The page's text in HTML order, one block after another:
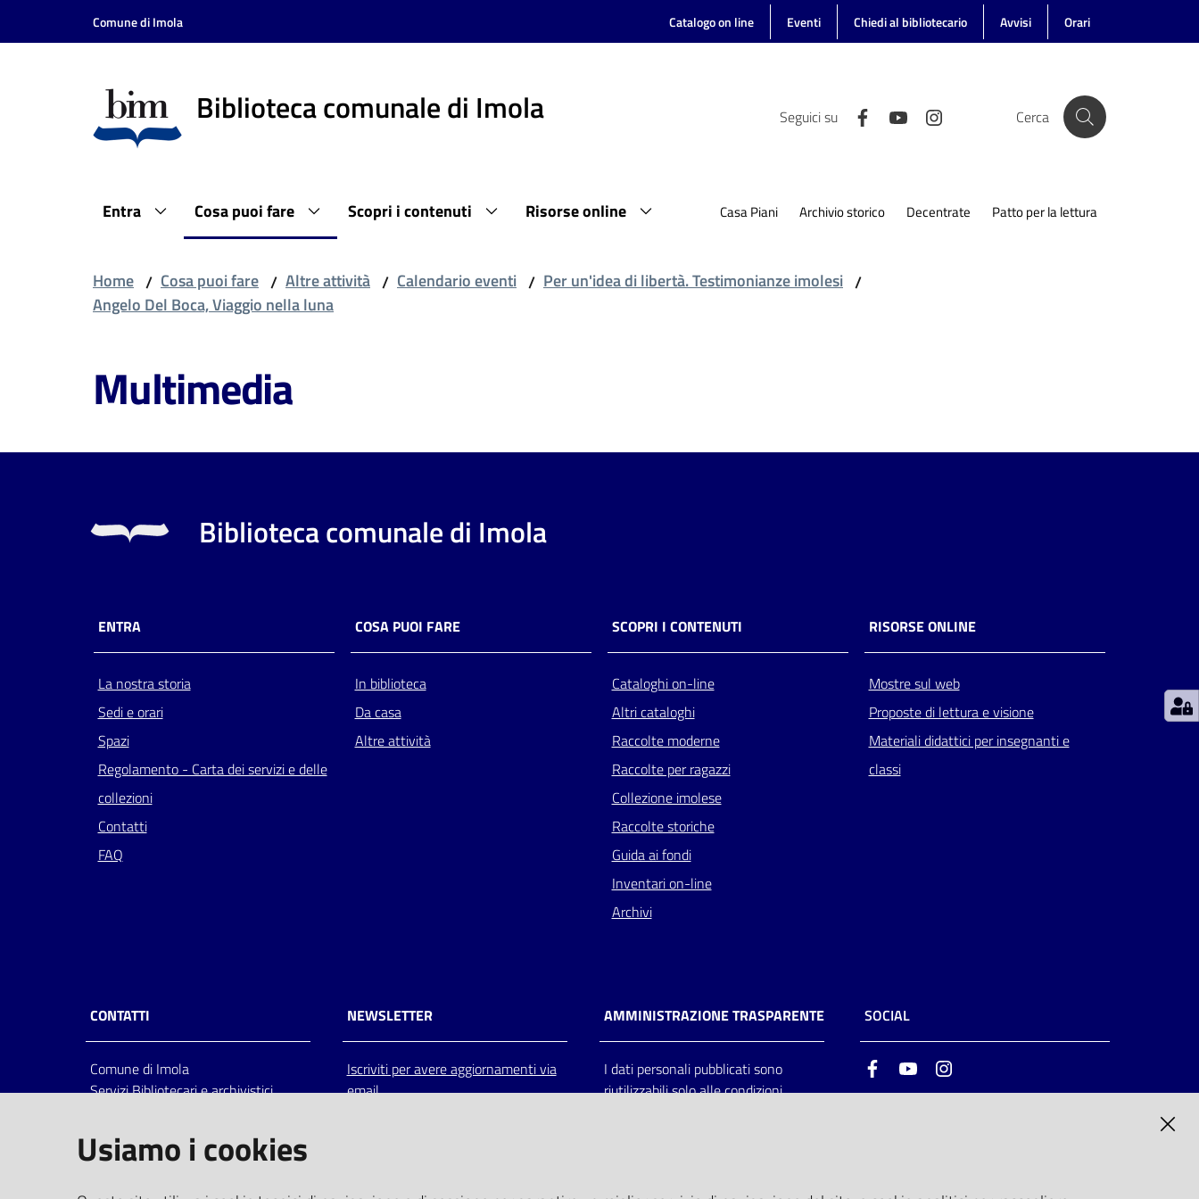
Vai al contenuto
Vai alla navigazione
Comune di Imola Catalogo on line Eventi Chiedi al bibliotecario Avvisi Orari
Biblioteca comunale di Imola Seguici su Cerca
Entra Cosa puoi fare Scopri i contenuti Risorse online Casa Piani Archivio storico Decentrate Patto per la lettura
Home / Cosa puoi fare / Altre attività / Calendario eventi / Per un'idea di libertà. Testimonianze imolesi /
Angelo Del Boca, Viaggio nella luna
Multimedia
Biblioteca comunale di Imola
ENTRA
La nostra storia
Sedi e orari
Spazi
Regolamento - Carta dei servizi e delle
collezioni
Contatti
FAQ
COSA PUOI FARE
In biblioteca
Da casa
Altre attività
SCOPRI I CONTENUTI
Cataloghi on-line
Altri cataloghi
Raccolte moderne
Raccolte per ragazzi
Collezione imolese
Raccolte storiche
Guida ai fondi
Inventari on-line
Archivi
RISORSE ONLINE
Mostre sul web
Proposte di lettura e visione
Materiali didattici per insegnanti e
classi
CONTATTI
Comune di Imola
Servizi Bibliotecari e archivistici
Italia
centralino: tel 0542.6026.36 fax
NEWSLETTER
Iscriviti per avere aggiornamenti via
email
AMMINISTRAZIONE TRASPARENTE
I dati personali pubblicati sono
riutilizzabili solo alle condizioni
SOCIAL
FacebookYoutube
Usiamo i cookies